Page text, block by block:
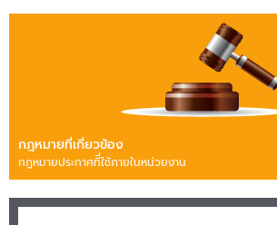
กฎหมายที่เกี่ยวข้อง
กฎหมายประกาศทีี่ใช้ภายในหน่วยงาน